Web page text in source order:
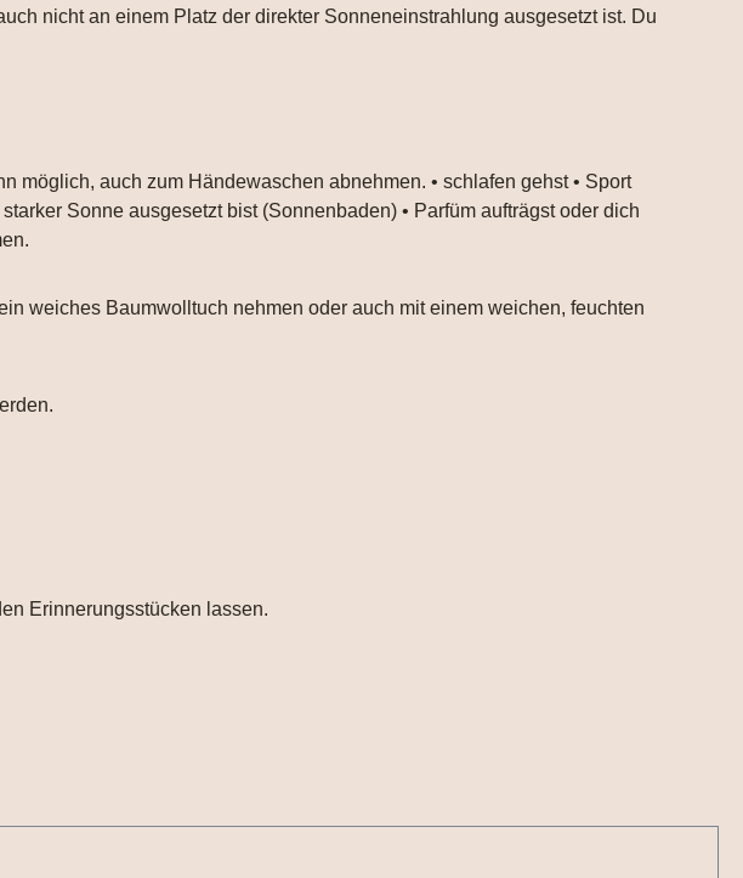
nicht an einem Platz der direkter Sonneneinstrahlung ausgesetzt ist. Du
auch zum Händewaschen abnehmen. • schlafen gehst • Sport
Sonne ausgesetzt bist (Sonnenbaden) • Parfüm aufträgst oder dich
weiches Baumwolltuch nehmen oder auch mit einem weichen, feuchten
Erinnerungsstücken lassen.